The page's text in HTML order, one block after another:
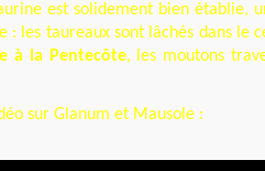
est solidement bien établie,
: les taureaux sont lâchés dans le
à la Pentecôte, les moutons
sur Glanum et Mausole :